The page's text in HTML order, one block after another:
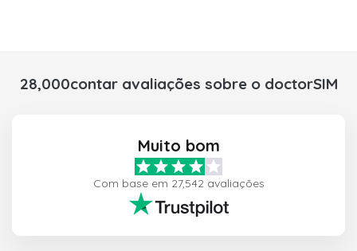
28,000contar avaliações sobre o doctorSIM
Muito bom
Com base em 27,542 avaliações